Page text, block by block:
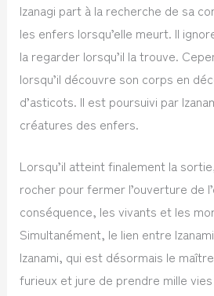
Izanagi part à la recherche de sa
les enfers lorsqu’elle meurt. Il
la regarder lorsqu’il la trouve.
lorsqu’il découvre son corps en
d’asticots. Il est poursuivi par
créatures des enfers.
Lorsqu’il atteint finalement la
rocher pour fermer l’ouverture de
conséquence, les vivants et les
Simultanément, le lien entre
Izanami, qui est désormais le
furieux et jure de prendre mille vies